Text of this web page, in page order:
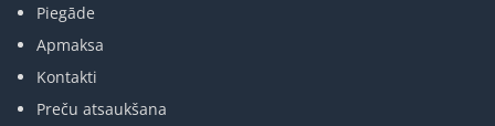
Piegāde
Apmaksa
Kontakti
Preču atsaukšana